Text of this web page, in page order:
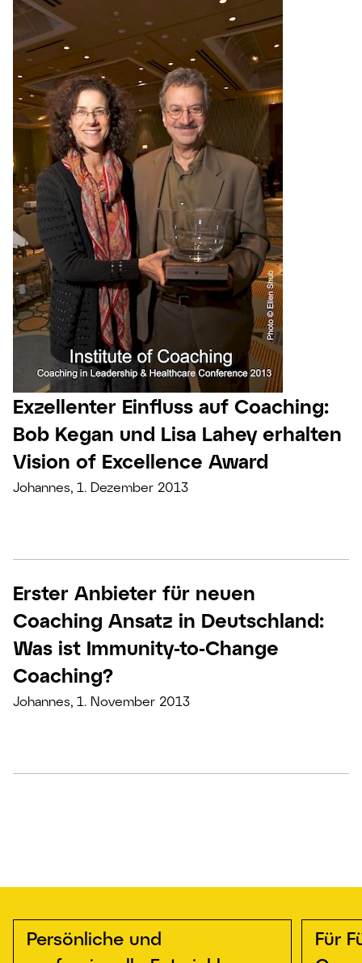
Exzellenter Einfluss auf Coaching:
Bob Kegan und Lisa Lahey erhalten
Vision of Excellence Award
Johannes, 1. Dezember 2013
Erster Anbieter für neuen
Coaching Ansatz in Deutschland:
Was ist Immunity-to-Change
Coaching?
Johannes, 1. November 2013
Persönliche und
Für